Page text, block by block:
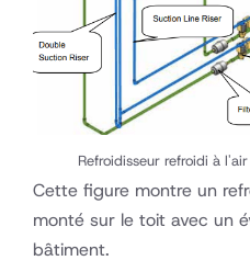
Refroidisseur refroidi à
Cette figure montre un
monté sur le toit avec un
bâtiment.